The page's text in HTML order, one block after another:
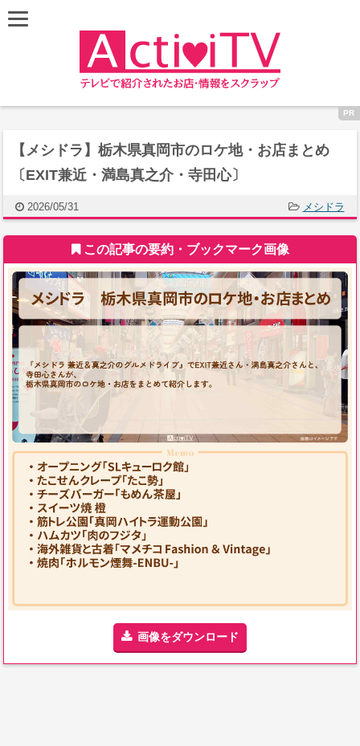
【メシドラ】栃木県真岡市のロケ地・お店まとめ
〔EXIT兼近・満島真之介・寺田心〕
2026/05/31 メシドラ
この記事の要約・ブックマーク画像
画像をダウンロード